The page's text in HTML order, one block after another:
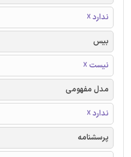
ندارد ☓
بیس
نیست ☓
مدل مفهومی
ندارد ☓
پرسشنامه